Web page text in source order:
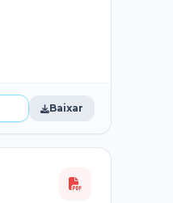
Baixar